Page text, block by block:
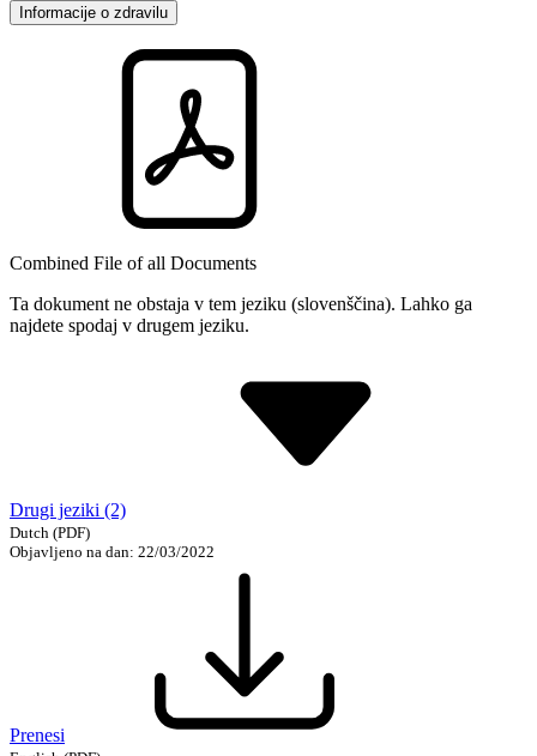
Informacije o zdravilu
Combined File of all Documents
Ta dokument ne obstaja v tem jeziku (slovenščina). Lahko ga
najdete spodaj v drugem jeziku.
Drugi jeziki (2)
Dutch (PDF)
Objavljeno na dan: 22/03/2022
Prenesi